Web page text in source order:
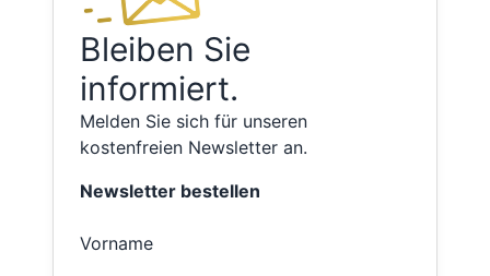
Bleiben Sie
informiert.
Melden Sie sich für unseren
kostenfreien Newsletter an.